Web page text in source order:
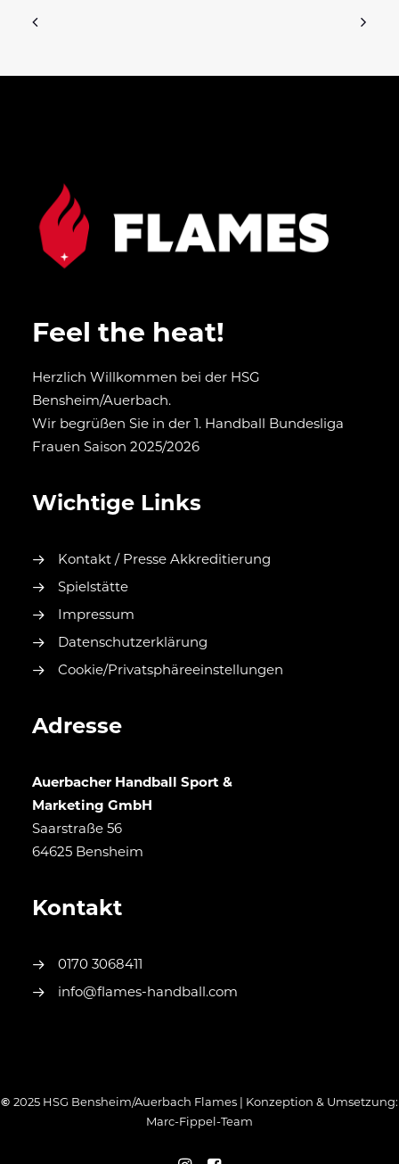
Feel the heat!
Herzlich Willkommen bei der HSG
Bensheim/Auerbach.
Wir begrüßen Sie in der 1. Handball Bundesliga
Frauen Saison 2025/2026
Wichtige Links
Kontakt / Presse Akkreditierung
Spielstätte
Impressum
Datenschutzerklärung
Cookie/Privatsphäreeinstellungen
Adresse
Auerbacher Handball Sport &
Marketing GmbH
Saarstraße 56
64625 Bensheim
Kontakt
0170 3068411
info@flames-handball.com
© 2025 HSG Bensheim/Auerbach Flames | Konzeption & Umsetzung:
Marc-Fippel-Team